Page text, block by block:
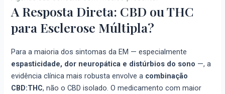
A Resposta Direta: CBD ou THC
para Esclerose Múltipla?
Para a maioria dos sintomas da EM — especialmente
espasticidade, dor neuropática e distúrbios do sono —, a
evidência clínica mais robusta envolve a combinação
CBD:THC, não o CBD isolado. O medicamento com maior